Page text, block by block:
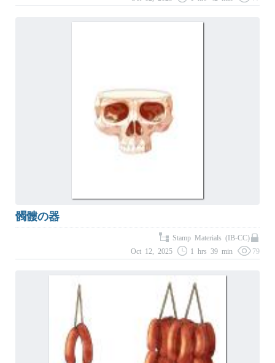
髑髏の器
Stamp Materials (IB-CC)
Oct 12, 2025
1 hrs 39 min 79